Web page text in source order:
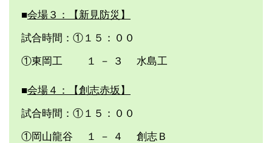
■会場３：【新見防災】
試合時間：①１５：００
①東岡工 １ － ３ 水島工
■会場４：【創志赤坂】
試合時間：①１５：００
①岡山龍谷 １ － ４ 創志Ｂ